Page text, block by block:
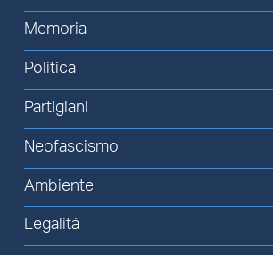
Memoria
Politica
Partigiani
Neofascismo
Ambiente
Legalità